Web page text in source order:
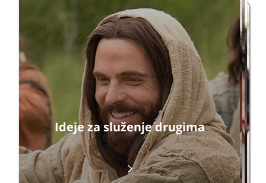
Ideje za služenje drugima
Ponovno pokretanje